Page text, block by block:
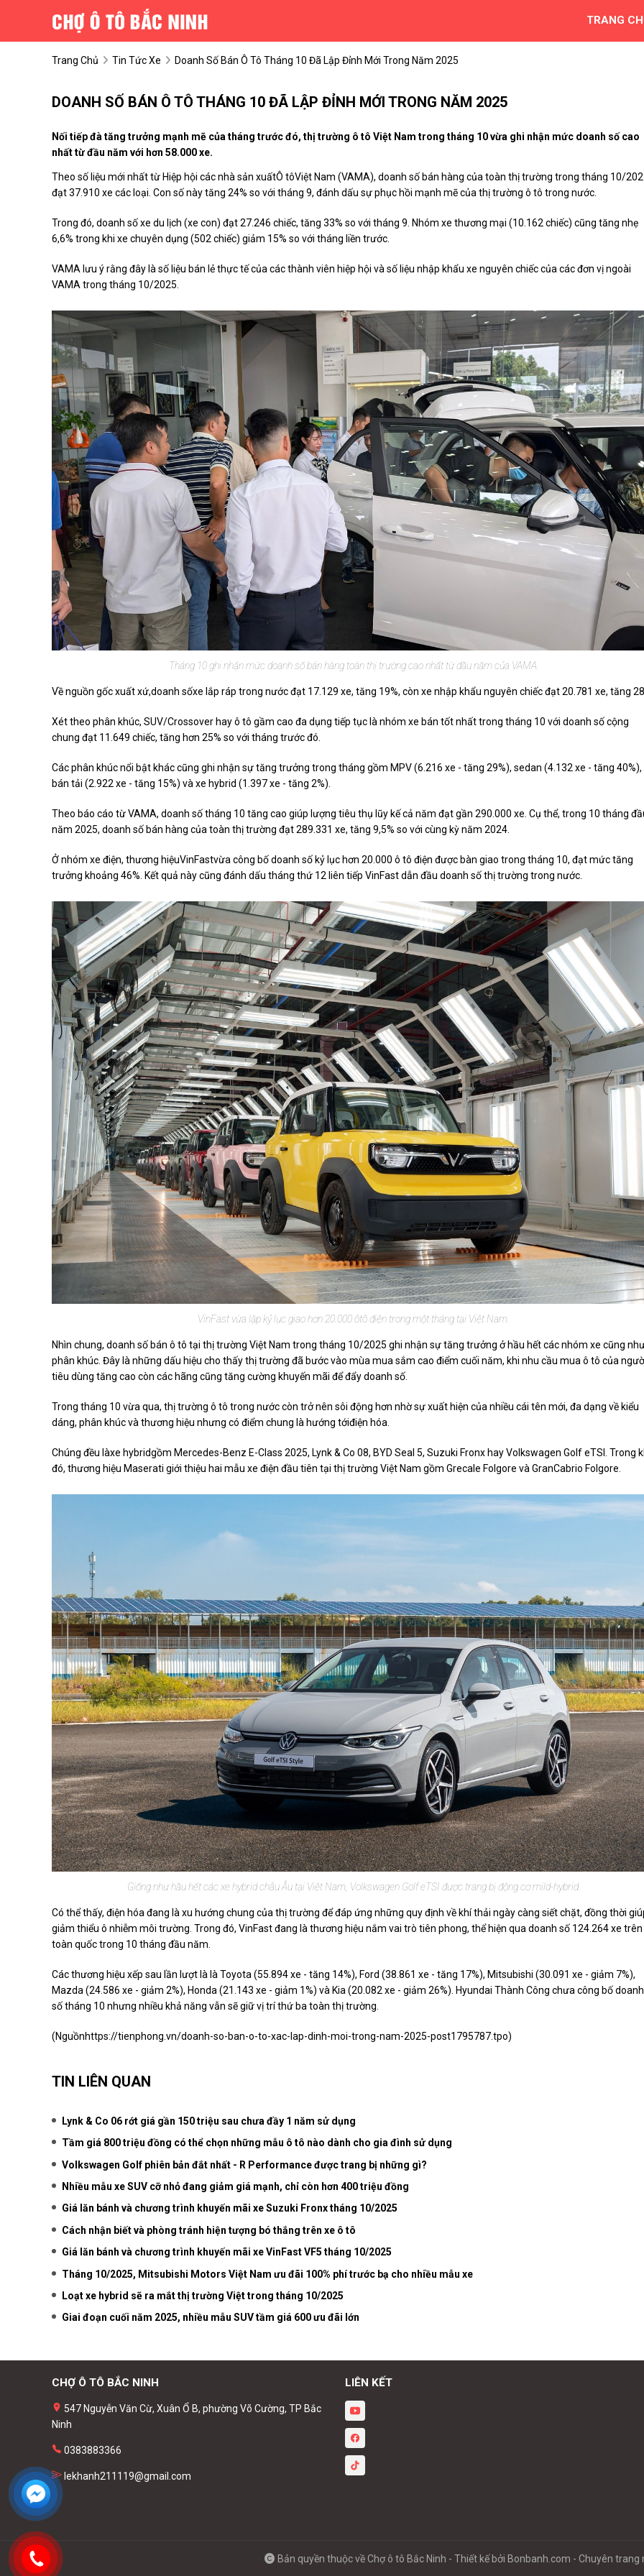
TRANG
Trang Chủ Tin Tức Xe Doanh Số Bán Ô Tô Tháng 10 Đã Lập Đỉnh Mới Trong Năm 2025
DOANH SỐ BÁN Ô TÔ THÁNG 10 ĐÃ LẬP ĐỈNH MỚI TRONG NĂM 2025
Nối tiếp đà tăng trưởng mạnh mẽ của tháng trước đó, thị trường ô tô Việt Nam trong tháng 10 vừa ghi nhận mức doanh số cao
nhất từ đầu năm với hơn 58.000 xe.
Theo số liệu mới nhất từ Hiệp hội các nhà sản xuấtÔ tôViệt Nam (VAMA), doanh số bán hàng của toàn thị trường trong tháng 10/
đạt 37.910 xe các loại. Con số này tăng 24% so với tháng 9, đánh dấu sự phục hồi mạnh mẽ của thị trường ô tô trong nước.
Trong đó, doanh số xe du lịch (xe con) đạt 27.246 chiếc, tăng 33% so với tháng 9. Nhóm xe thương mại (10.162 chiếc) cũng tăng nhẹ
6,6% trong khi xe chuyên dụng (502 chiếc) giảm 15% so với tháng liền trước.
VAMA lưu ý rằng đây là số liệu bán lẻ thực tế của các thành viên hiệp hội và số liệu nhập khẩu xe nguyên chiếc của các đơn vị ngoài
VAMA trong tháng 10/2025.
Tháng 10 ghi nhận mức doanh số bán hàng toàn thị trường cao nhất từ đầu năm của VAMA.
Về nguồn gốc xuất xứ,doanh sốxe lắp ráp trong nước đạt 17.129 xe, tăng 19%, còn xe nhập khẩu nguyên chiếc đạt 20.781 xe, tăng
Xét theo phân khúc, SUV/Crossover hay ô tô gầm cao đa dụng tiếp tục là nhóm xe bán tốt nhất trong tháng 10 với doanh số cộng
chung đạt 11.649 chiếc, tăng hơn 25% so với tháng trước đó.
Các phân khúc nổi bật khác cũng ghi nhận sự tăng trưởng trong tháng gồm MPV (6.216 xe - tăng 29%), sedan (4.132 xe - tăng 40%),
bán tải (2.922 xe - tăng 15%) và xe hybrid (1.397 xe - tăng 2%).
Theo báo cáo từ VAMA, doanh số tháng 10 tăng cao giúp lượng tiêu thụ lũy kế cả năm đạt gần 290.000 xe. Cụ thể, trong 10 tháng
năm 2025, doanh số bán hàng của toàn thị trường đạt 289.331 xe, tăng 9,5% so với cùng kỳ năm 2024.
Ở nhóm xe điện, thương hiệuVinFastvừa công bố doanh số kỷ lục hơn 20.000 ô tô điện được bàn giao trong tháng 10, đạt mức tăng
trưởng khoảng 46%. Kết quả này cũng đánh dấu tháng thứ 12 liên tiếp VinFast dẫn đầu doanh số thị trường trong nước.
VinFast vừa lập kỷ lục giao hơn 20.000 ôtô điện trong một tháng tại Việt Nam.
Nhìn chung, doanh số bán ô tô tại thị trường Việt Nam trong tháng 10/2025 ghi nhận sự tăng trưởng ở hầu hết các nhóm xe cũng
phân khúc. Đây là những dấu hiệu cho thấy thị trường đã bước vào mùa mua sắm cao điểm cuối năm, khi nhu cầu mua ô tô của
tiêu dùng tăng cao còn các hãng cũng tăng cường khuyến mãi để đẩy doanh số.
Trong tháng 10 vừa qua, thị trường ô tô trong nước còn trở nên sôi động hơn nhờ sự xuất hiện của nhiều cái tên mới, đa dạng về kiểu
dáng, phân khúc và thương hiệu nhưng có điểm chung là hướng tớiđiện hóa.
Chúng đều làxe hybridgồm Mercedes-Benz E-Class 2025, Lynk & Co 08, BYD Seal 5, Suzuki Fronx hay Volkswagen Golf eTSI. Trong
đó, thương hiệu Maserati giới thiệu hai mẫu xe điện đầu tiên tại thị trường Việt Nam gồm Grecale Folgore và GranCabrio Folgore.
Giống như hầu hết các xe hybrid châu Âu tại Việt Nam, Volkswagen Golf eTSI được trang bị động cơ mild-hybrid.
Có thể thấy, điện hóa đang là xu hướng chung của thị trường để đáp ứng những quy định về khí thải ngày càng siết chặt, đồng thời
giảm thiểu ô nhiễm môi trường. Trong đó, VinFast đang là thương hiệu nắm vai trò tiên phong, thể hiện qua doanh số 124.264 xe trên
toàn quốc trong 10 tháng đầu năm.
Các thương hiệu xếp sau lần lượt là là Toyota (55.894 xe - tăng 14%), Ford (38.861 xe - tăng 17%), Mitsubishi (30.091 xe - giảm 7%),
Mazda (24.586 xe - giảm 2%), Honda (21.143 xe - giảm 1%) và Kia (20.082 xe - giảm 26%). Hyundai Thành Công chưa công bố doanh
số tháng 10 nhưng nhiều khả năng vẫn sẽ giữ vị trí thứ ba toàn thị trường.
(Nguồnhttps://tienphong.vn/doanh-so-ban-o-to-xac-lap-dinh-moi-trong-nam-2025-post1795787.tpo)
TIN LIÊN QUAN
Lynk & Co 06 rớt giá gần 150 triệu sau chưa đầy 1 năm sử dụng
Tầm giá 800 triệu đồng có thể chọn những mẫu ô tô nào dành cho gia đình sử dụng
Volkswagen Golf phiên bản đắt nhất - R Performance được trang bị những gì?
Nhiều mẫu xe SUV cỡ nhỏ đang giảm giá mạnh, chỉ còn hơn 400 triệu đồng
Giá lăn bánh và chương trình khuyến mãi xe Suzuki Fronx tháng 10/2025
Cách nhận biết và phòng tránh hiện tượng bó thắng trên xe ô tô
Giá lăn bánh và chương trình khuyến mãi xe VinFast VF5 tháng 10/2025
Tháng 10/2025, Mitsubishi Motors Việt Nam ưu đãi 100% phí trước bạ cho nhiều mẫu xe
Loạt xe hybrid sẽ ra mắt thị trường Việt trong tháng 10/2025
Giai đoạn cuối năm 2025, nhiều mẫu SUV tầm giá 600 ưu đãi lớn
CHỢ Ô TÔ BẮC NINH
547 Nguyễn Văn Cừ, Xuân Ổ B, phường Võ Cường, TP Bắc
Ninh
0383883366
lekhanh211119@gmail.com
LIÊN KẾT
Bản quyền thuộc về Chợ ô tô Bắc Ninh - Thiết kế bởi Bonbanh.com - Chuyên trang